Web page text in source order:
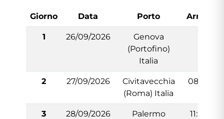
Giorno Data Porto Arrivo
1 26/09/2026
Genova
(Portofino)
Italia
2 27/09/2026
Civitavecchia
(Roma) Italia
08:00
3 28/09/2026
Palermo
11:00